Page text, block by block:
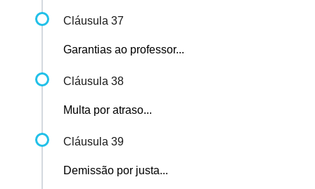
Cláusula 37
Garantias ao professor...
Cláusula 38
Multa por atraso...
Cláusula 39
Demissão por justa...